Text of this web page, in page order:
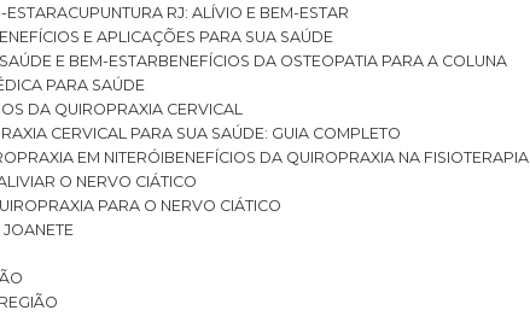
ESTAR
ACUPUNTURA RJ: ALÍVIO E BEM-ESTAR
E APLICAÇÕES PARA SUA SAÚDE
E BEM-ESTAR
BENEFÍCIOS DA OSTEOPATIA PARA A COLUNA
PARA SAÚDE
DA QUIROPRAXIA CERVICAL
CERVICAL PARA SUA SAÚDE: GUIA COMPLETO
EM NITERÓI
BENEFÍCIOS DA QUIROPRAXIA NA FISIOTERAPIA
O NERVO CIÁTICO
PARA O NERVO CIÁTICO
JOANETE